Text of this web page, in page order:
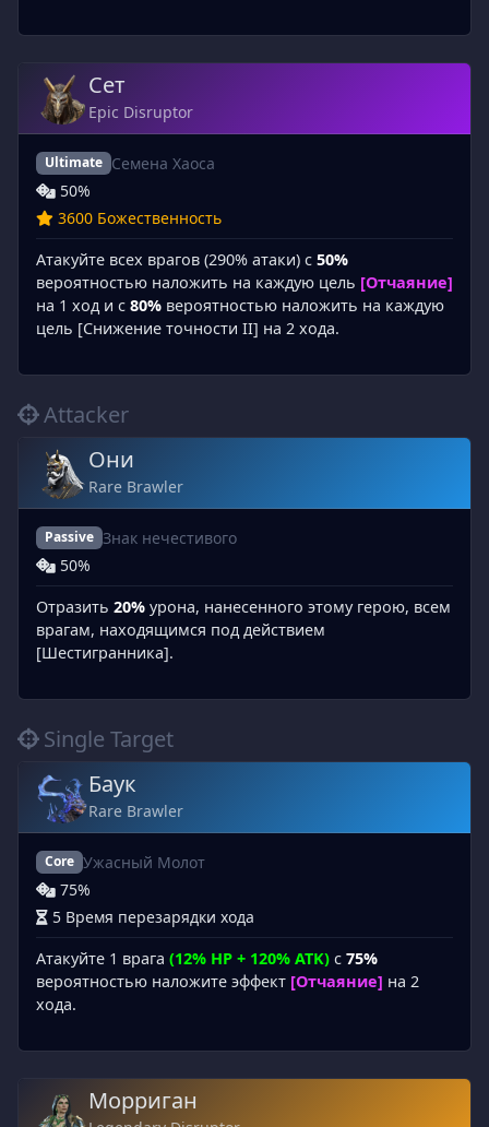
Сет
Epic Disruptor
Ultimate Семена Хаоса
50%
3600 Божественность
Атакуйте всех врагов (290% атаки) с 50%
вероятностью наложить на каждую цель [Отчаяние]
на 1 ход и с 80% вероятностью наложить на каждую
цель [Снижение точности II] на 2 хода.
Attacker
Они
Rare Brawler
Passive Знак нечестивого
50%
Отразить 20% урона, нанесенного этому герою, всем
врагам, находящимся под действием
[Шестигранника].
Single Target
Баук
Rare Brawler
Core Ужасный Молот
75%
5 Время перезарядки хода
Атакуйте 1 врага (12% HP + 120% ATK) с 75%
вероятностью наложите эффект [Отчаяние] на 2
хода.
Морриган